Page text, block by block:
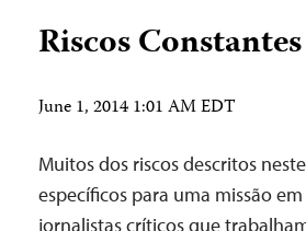
Riscos Constantes
June 1, 2014 1:01 AM EDT
Muitos dos riscos descritos
específicos para uma missão
jornalistas críticos que